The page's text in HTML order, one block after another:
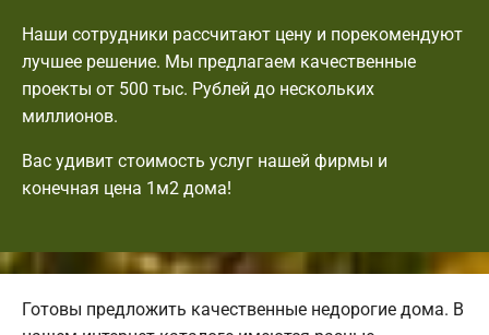
Наши сотрудники рассчитают цену и порекомендуют
лучшее решение. Мы предлагаем качественные
проекты от 500 тыс. Рублей до нескольких
миллионов.
Вас удивит стоимость услуг нашей фирмы и
конечная цена 1м2 дома!
Готовы предложить качественные недорогие дома. В